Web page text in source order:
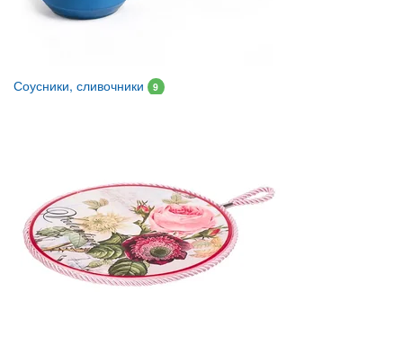
Соусники, сливочники 9